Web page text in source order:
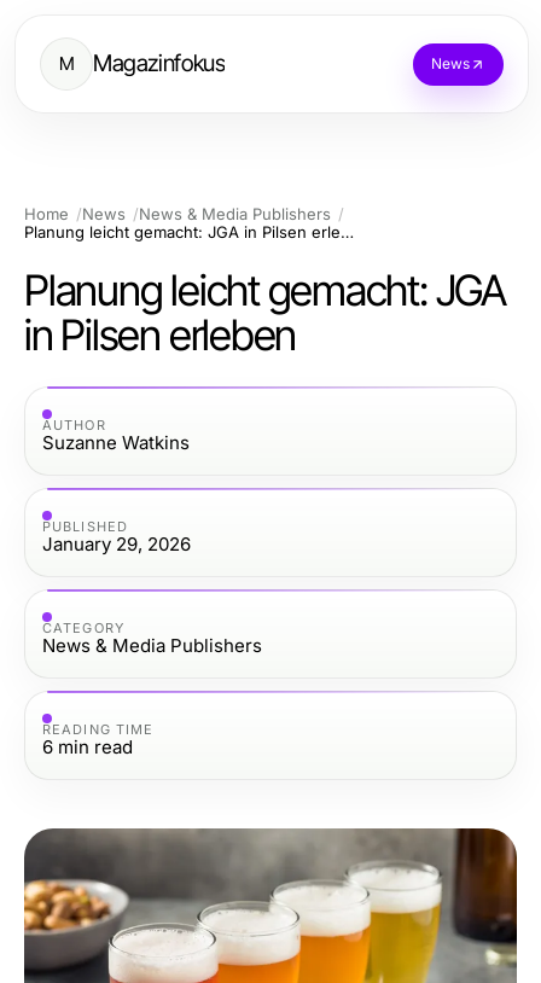
M Magazinfokus News
Home News
News & Media Publishers
Planung leicht gemacht: JGA in Pilsen erleben
Planung leicht gemacht: JGA
in Pilsen erleben
AUTHOR
Suzanne Watkins
PUBLISHED
January 29, 2026
CATEGORY
News & Media Publishers
READING TIME
6 min read